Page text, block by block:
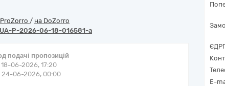
/ на DoZorro
UA-P-2026-06-18-016581-a
подачі пропозицій
18-06-2026, 17:20
24-06-2026, 00:00
E-